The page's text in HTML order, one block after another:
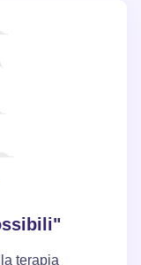
terapia